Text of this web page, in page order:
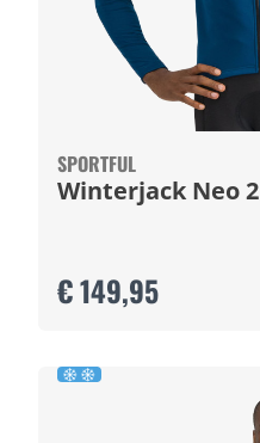
SPORTFUL
Winterjack Neo 2
€ 149,95